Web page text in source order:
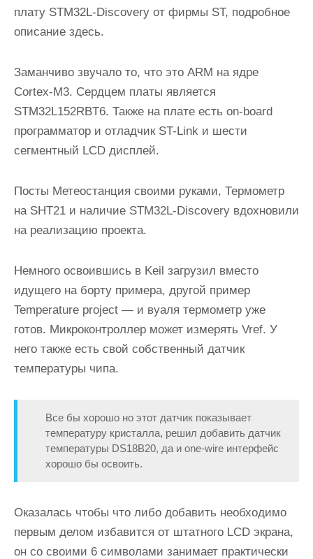
плату STM32L-Discovery от фирмы ST, подробное
описание здесь.
Заманчиво звучало то, что это ARM на ядре
Cortex-M3. Сердцем платы является
STM32L152RBT6. Также на плате есть on-board
программатор и отладчик ST-Link и шести
сегментный LCD дисплей.
Посты Метеостанция своими руками, Термометр
на SHT21 и наличие STM32L-Discovery вдохновили
на реализацию проекта.
Немного освоившись в Keil загрузил вместо
идущего на борту примера, другой пример
Temperature project — и вуаля термометр уже
готов. Микроконтроллер может измерять Vref. У
него также есть свой собственный датчик
температуры чипа.
Все бы хорошо но этот датчик показывает
температуру кристалла, решил добавить датчик
температуры DS18B20, да и one-wire интерфейс
хорошо бы освоить.
Оказалась чтобы что либо добавить необходимо
первым делом избавится от штатного LCD экрана,
он со своими 6 символами занимает практически